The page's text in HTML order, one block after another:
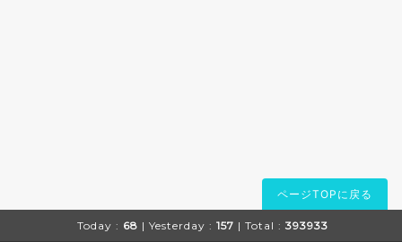
ページTOPに戻る
Today : 68 | Yesterday : 157 | Total : 393933